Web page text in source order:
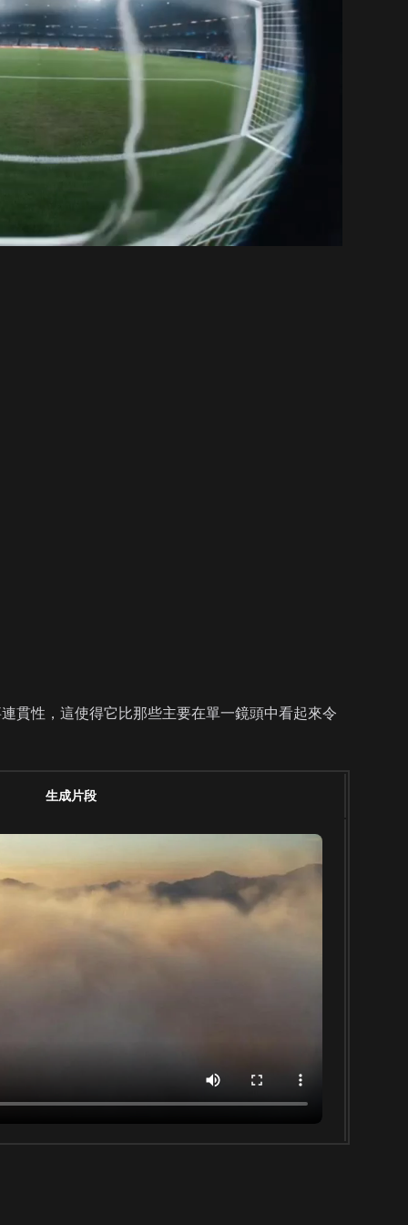
貫性，這使得它比那些主要在單一鏡頭中看起來令
生成片段